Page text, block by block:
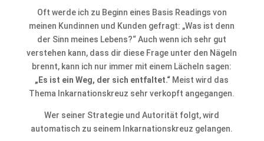
Oft werde ich zu Beginn eines Basis Readings von
meinen Kundinnen und Kunden gefragt: „Was ist denn
der Sinn meines Lebens?“ Auch wenn ich sehr gut
verstehen kann, dass dir diese Frage unter den Nägeln
brennt, kann ich nur immer mit einem Lächeln sagen:
„Es ist ein Weg, der sich entfaltet.“ Meist wird das
Thema Inkarnationskreuz sehr verkopft angegangen.
Wer seiner Strategie und Autorität folgt, wird
automatisch zu seinem Inkarnationskreuz gelangen.